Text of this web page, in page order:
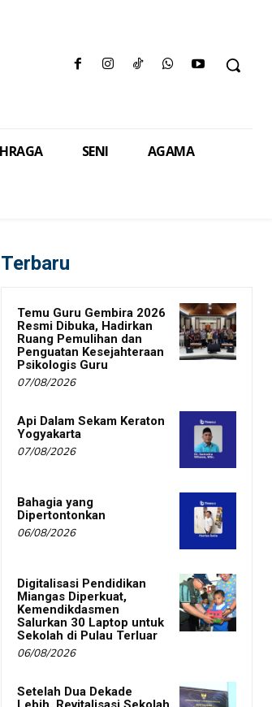
SENI AGAMA
Terbaru
Temu Guru Gembira 2026
Resmi Dibuka, Hadirkan
Ruang Pemulihan dan
Penguatan Kesejahteraan
Psikologis Guru
07/08/2026
Api Dalam Sekam Keraton
Yogyakarta
07/08/2026
Bahagia yang
Dipertontonkan
06/08/2026
Digitalisasi Pendidikan
Miangas Diperkuat,
Kemendikdasmen
Salurkan 30 Laptop untuk
Sekolah di Pulau Terluar
06/08/2026
Setelah Dua Dekade